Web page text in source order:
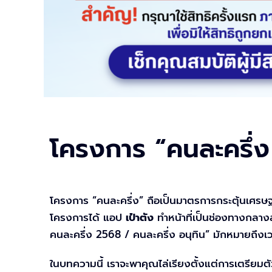
โครงการ “คนละค
โครงการ “คนละครึ่ง” ถือเป็นมาตรการกระตุ้นเศ
โครงการได้ แอป เป๋าตัง ทำหน้าที่เป็นช่องทางกล
คนละครึ่ง 2568 / คนละครึ่ง อนุทิน” มักหมายถึงเ
ในบทความนี้ เราจะพาคุณไล่เรียงตั้งแต่การเตรีย